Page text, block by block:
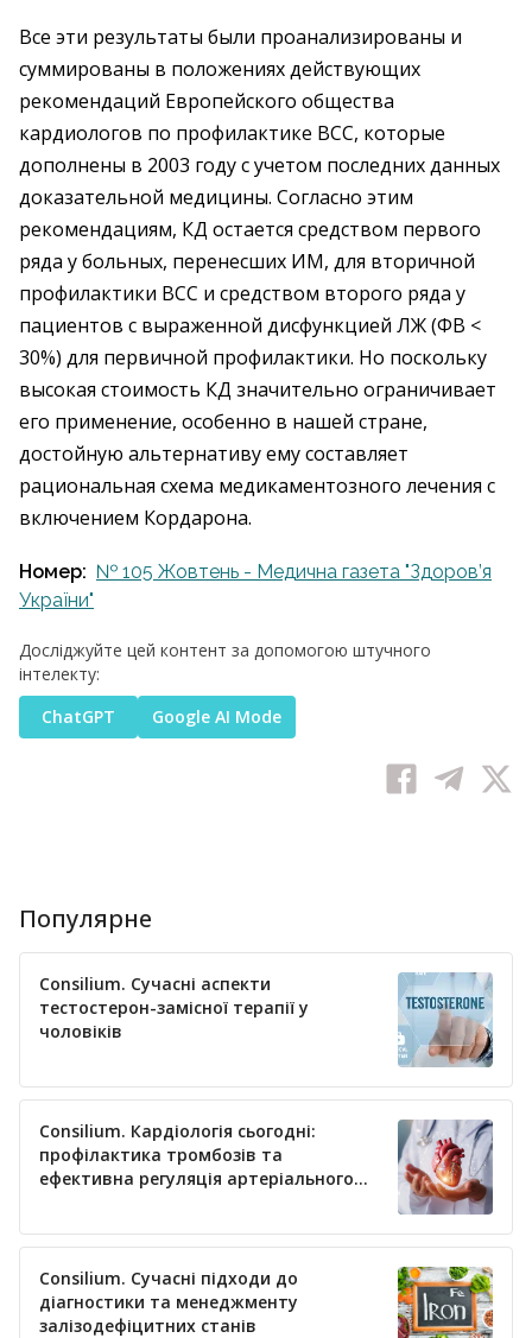
Все эти результаты были проанализированы и
суммированы в положениях действующих
рекомендаций Европейского общества
кардиологов по профилактике ВСС, которые
дополнены в 2003 году с учетом последних данных
доказательной медицины. Согласно этим
рекомендациям, КД остается средством первого
ряда у больных, перенесших ИМ, для вторичной
профилактики ВСС и средством второго ряда у
пациентов с выраженной дисфункцией ЛЖ (ФВ <
30%) для первичной профилактики. Но поскольку
высокая стоимость КД значительно ограничивает
его применение, особенно в нашей стране,
достойную альтернативу ему составляет
рациональная схема медикаментозного лечения с
включением Кордарона.
Номер: № 105 Жовтень - Медична газета "Здоров’я
України"
Досліджуйте цей контент за допомогою штучного
інтелекту:
ChatGPT
Google AI Mode
Популярне
Consilium. Сучасні аспекти
тестостерон-замісної терапії у
чоловіків
Consilium. Кардіологія сьогодні:
профілактика тромбозів та
ефективна регуляція артеріального
Consilium. Сучасні підходи до
діагностики та менеджменту
залізодефіцитних станів